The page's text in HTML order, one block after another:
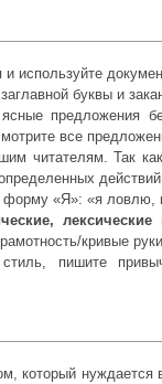
используйте
буквы и
ясные
все
читателям. Так
«Я»: «я ловлю,
кривые
стиль, пишите
который